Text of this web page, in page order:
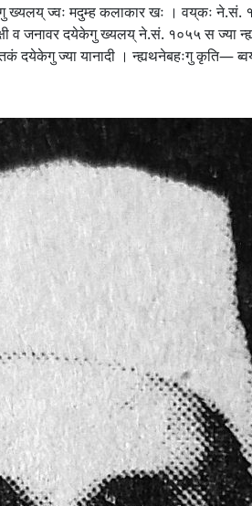
ख्यलय् ज्वः मदुम्ह कलाकार खः । वय्‌कः
जनावर दयेकेगु ख्यलय् ने.सं. १०५५ स ज्या
ज्या यानादी । न्ह्यथनेबहःगु कृति—